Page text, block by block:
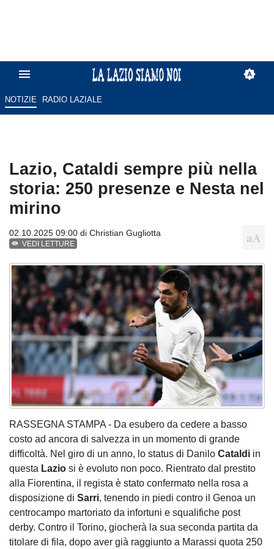
NOTIZIE RADIO LAZIALE
Lazio, Cataldi sempre più nella
storia: 250 presenze e Nesta nel
mirino
02.10.2025 09:00 di Christian Gugliotta
VEDI LETTURE
RASSEGNA STAMPA - Da esubero da cedere a basso
costo ad ancora di salvezza in un momento di grande
difficoltà. Nel giro di un anno, lo status di Danilo Cataldi in
questa Lazio si è evoluto non poco. Rientrato dal prestito
alla Fiorentina, il regista è stato confermato nella rosa a
disposizione di Sarri, tenendo in piedi contro il Genoa un
centrocampo martoriato da infortuni e squalifiche post
derby. Contro il Torino, giocherà la sua seconda partita da
titolare di fila, dopo aver già raggiunto a Marassi quota 250